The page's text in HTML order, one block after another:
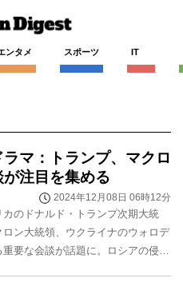
ンタメ スポーツ IT
マ：トランプ、マクロ
注目を集める
2024年12月08日 06時12分
のドナルド・トランプ次期大統
ン大統領、ウクライナのウォロデ
要な会談が話題に。ロシアの侵略